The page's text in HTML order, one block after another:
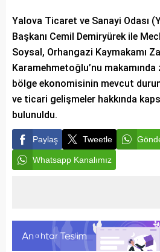
Yalova Ticaret ve Sanayi Odası
Başkanı Cemil Demiryürek ile
Soysal, Orhangazi Kaymakamı
Karamehmetoğlu’nu
bölge ekonomisinin mevcut
ve ticari gelişmeler hakkında
bulunuldu.
Paylaş Tweetle
Whatsapp Kanalımız